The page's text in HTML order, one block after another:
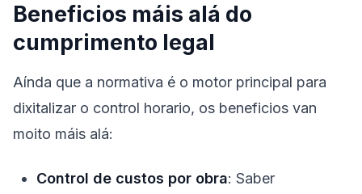
Beneficios máis alá do
cumprimento legal
Aínda que a normativa é o motor principal para
dixitalizar o control horario, os beneficios van
moito máis alá:
Control de custos por obra: Saber